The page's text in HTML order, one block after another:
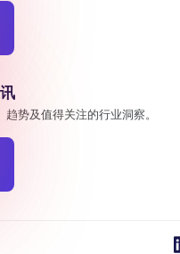
势及值得关注的行业洞察。